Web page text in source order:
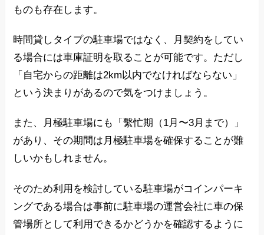
ものも存在します。
時間貸しタイプの駐車場ではなく、月契約をしてい
る場合には車庫証明を取ることが可能です。ただし
「自宅からの距離は2km以内でなければならない」
という決まりがあるので気をつけましょう。
また、月極駐車場にも「繫忙期（1月〜3月まで）」
があり、その期間は月極駐車場を確保することが難
しいかもしれません。
そのため利用を検討している駐車場がコインパーキ
ングである場合は事前に駐車場の運営会社に車の保
管場所として利用できるかどうかを確認するように